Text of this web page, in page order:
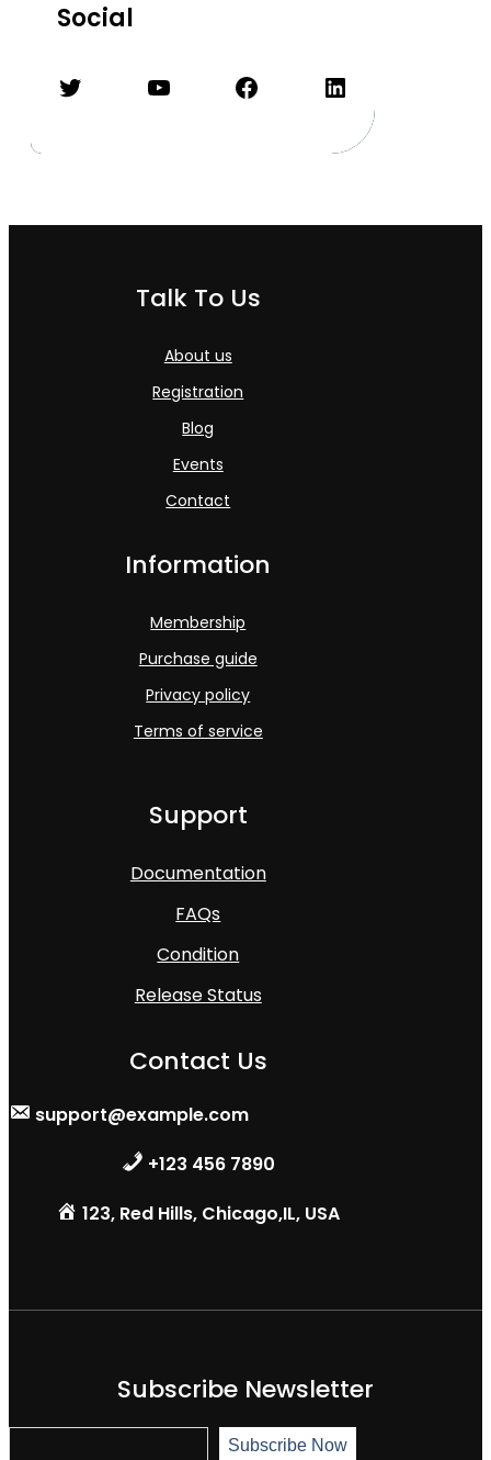
Social
Twitter YouTube Facebook LinkedIn
Talk To Us
About us
Registration
Blog
Events
Contact
Information
Membership
Purchase guide
Privacy policy
Terms of service
Support
Documentation
FAQs
Condition
Release Status
Contact Us
support@example.com
+123 456 7890
123, Red Hills, Chicago,IL, USA
Subscribe Newsletter
S
u
Subscribe Now